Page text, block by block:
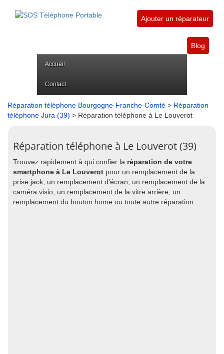
Ajouter un réparateur
Blog
Accueil
Contact
Réparation téléphone Bourgogne-Franche-Comté > Réparation
téléphone Jura (39) > Réparation téléphone à Le Louverot
Réparation téléphone à Le Louverot (39)
Trouvez rapidement à qui confier la réparation de votre
smartphone à Le Louverot pour un remplacement de la
prise jack, un remplacement d'écran, un remplacement de la
caméra visio, un remplacement de la vitre arrière, un
remplacement du bouton home ou toute autre réparation.